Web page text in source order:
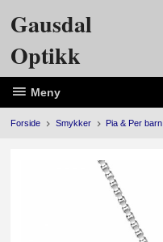
Gausdal
Optikk
Meny
Forside Smykker Pia & Per barn